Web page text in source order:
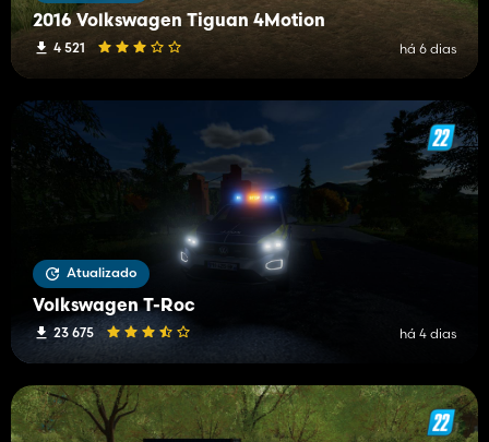
2016 Volkswagen Tiguan 4Motion
4 521 há 6 dias
Atualizado
Volkswagen T-Roc
23 675 há 4 dias